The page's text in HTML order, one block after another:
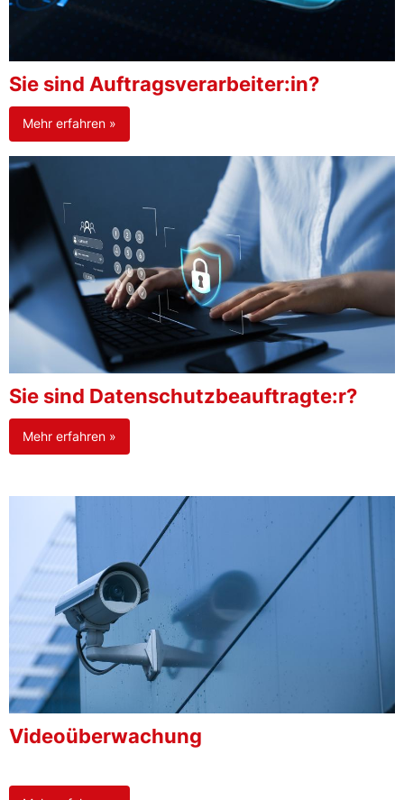
Sie sind Auftragsverarbeiter:in?
Mehr erfahren »
Sie sind Datenschutzbeauftragte:r?
Mehr erfahren »
Videoüberwachung